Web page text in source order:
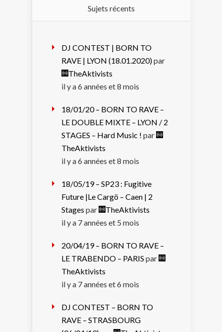
Sujets récents
DJ CONTEST | BORN TO
RAVE | LYON (18.01.2020)par
TheAktivists
il y a 6 années et 8 mois
18/01/20 – BORN TO RAVE –
LE DOUBLE MIXTE – LYON / 2
STAGES – Hard Music ! par
TheAktivists
il y a 6 années et 8 mois
18/05/19 – SP23 : Fugitive
Future |Le Cargö – Caen | 2
Stages par
TheAktivists
il y a 7 années et 5 mois
20/04/19 – BORN TO RAVE –
LE TRABENDO – PARIS par
TheAktivists
il y a 7 années et 6 mois
DJ CONTEST – BORN TO
RAVE – STRASBOURG